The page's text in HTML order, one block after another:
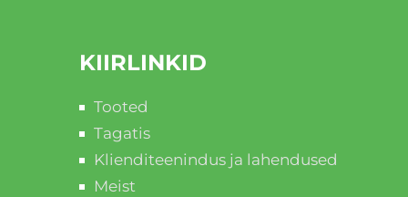
KIIRLINKID
Tooted
Tagatis
Klienditeenindus ja lahendused
Meist